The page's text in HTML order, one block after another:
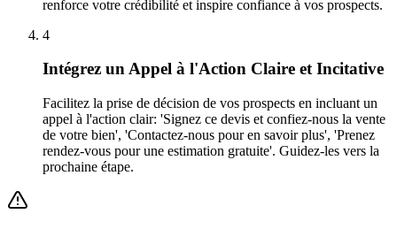
renforce votre crédibilité et inspire confiance à vos prospects.
4
Intégrez un Appel à l'Action Claire et Incitative
Facilitez la prise de décision de vos prospects en incluant un
appel à l'action clair: 'Signez ce devis et confiez-nous la vente
de votre bien', 'Contactez-nous pour en savoir plus', 'Prenez
rendez-vous pour une estimation gratuite'. Guidez-les vers la
prochaine étape.